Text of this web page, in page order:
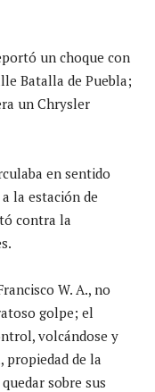
un choque con
Batalla de Puebla;
un Chrysler
en sentido
la estación de
contra la
W. A., no
golpe; el
volcándose y
propiedad de la
sobre sus